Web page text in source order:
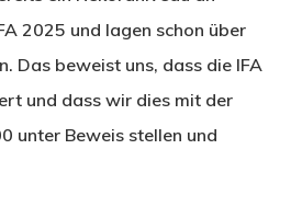
2025 und lagen schon über
Das beweist uns, dass die IFA
und dass wir dies mit der
unter Beweis stellen und